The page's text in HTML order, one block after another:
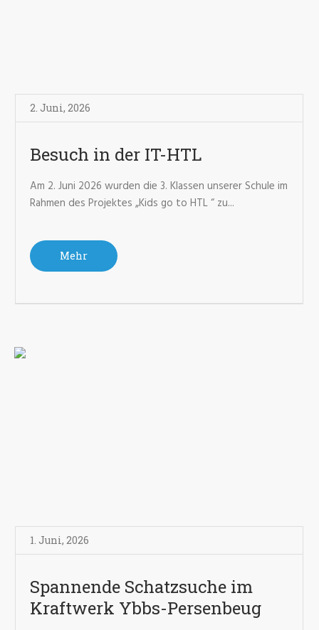
2. Juni, 2026
Besuch in der IT-HTL
Am 2. Juni 2026 wurden die 3. Klassen unserer Schule im
Rahmen des Projektes „Kids go to HTL “ zu...
Mehr
1. Juni, 2026
Spannende Schatzsuche im
Kraftwerk Ybbs-Persenbeug